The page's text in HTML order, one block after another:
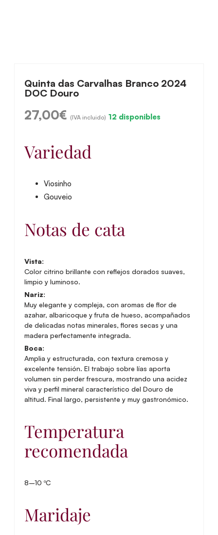
Quinta das Carvalhas Branco 2024
DOC Douro
27,00€ (IVA incluido) 12 disponibles
Variedad
Viosinho
Gouveio
Notas de cata
Vista:
Color citrino brillante con reflejos dorados suaves,
limpio y luminoso.
Nariz:
Muy elegante y compleja, con aromas de flor de
azahar, albaricoque y fruta de hueso, acompañados
de delicadas notas minerales, flores secas y una
madera perfectamente integrada.
Boca:
Amplia y estructurada, con textura cremosa y
excelente tensión. El trabajo sobre lías aporta
volumen sin perder frescura, mostrando una acidez
viva y perfil mineral característico del Douro de
altitud. Final largo, persistente y muy gastronómico.
Temperatura
recomendada
8–10 ºC
Maridaje